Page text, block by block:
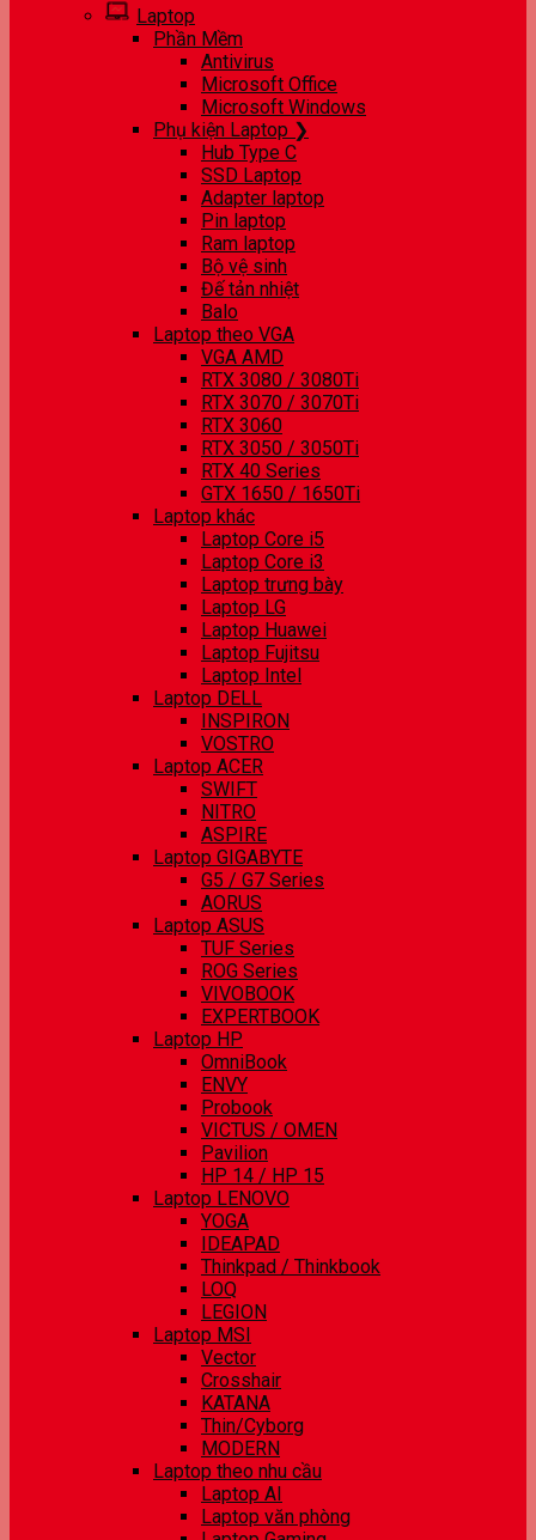
Laptop
Phần Mềm
Antivirus
Microsoft Office
Microsoft Windows
Phụ kiện Laptop ❯
Hub Type C
SSD Laptop
Adapter laptop
Pin laptop
Ram laptop
Bộ vệ sinh
Đế tản nhiệt
Balo
Laptop theo VGA
VGA AMD
RTX 3080 / 3080Ti
RTX 3070 / 3070Ti
RTX 3060
RTX 3050 / 3050Ti
RTX 40 Series
GTX 1650 / 1650Ti
Laptop khác
Laptop Core i5
Laptop Core i3
Laptop trưng bày
Laptop LG
Laptop Huawei
Laptop Fujitsu
Laptop Intel
Laptop DELL
INSPIRON
VOSTRO
Laptop ACER
SWIFT
NITRO
ASPIRE
Laptop GIGABYTE
G5 / G7 Series
AORUS
Laptop ASUS
TUF Series
ROG Series
VIVOBOOK
EXPERTBOOK
Laptop HP
OmniBook
ENVY
Probook
VICTUS / OMEN
Pavilion
HP 14 / HP 15
Laptop LENOVO
YOGA
IDEAPAD
Thinkpad / Thinkbook
LOQ
LEGION
Laptop MSI
Vector
Crosshair
KATANA
Thin/Cyborg
MODERN
Laptop theo nhu cầu
Laptop AI
Laptop văn phòng